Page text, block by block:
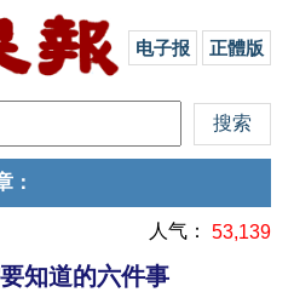
电子报 正體版
：
人气： 53,139
知道的六件事